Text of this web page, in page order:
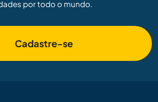
por todo o mundo.
Cadastre-se